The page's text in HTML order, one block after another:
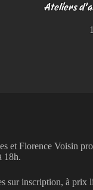
Ateliers
et Florence Voisin
18h.
sur inscription, à prix